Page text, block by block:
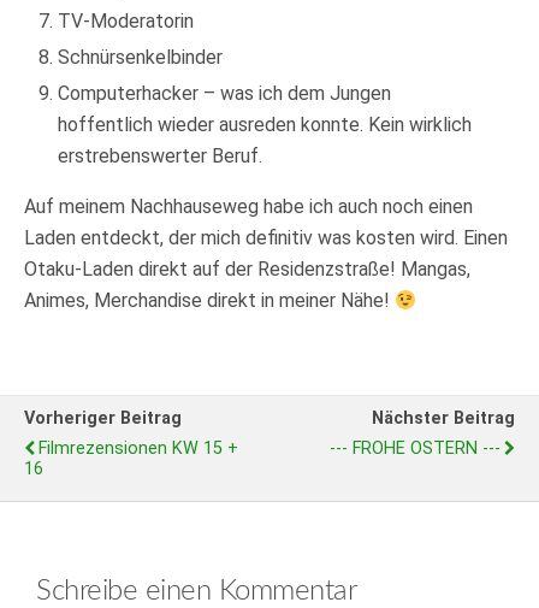
TV-Moderatorin
Schnürsenkelbinder
Computerhacker – was ich dem Jungen
hoffentlich wieder ausreden konnte. Kein wirklich
erstrebenswerter Beruf.
Auf meinem Nachhauseweg habe ich auch noch einen
Laden entdeckt, der mich definitiv was kosten wird. Einen
Otaku-Laden direkt auf der Residenzstraße! Mangas,
Animes, Merchandise direkt in meiner Nähe!
Vorheriger Beitrag
Filmrezensionen KW 15 +
16
Nächster Beitrag
--- FROHE OSTERN ---
Schreibe einen Kommentar